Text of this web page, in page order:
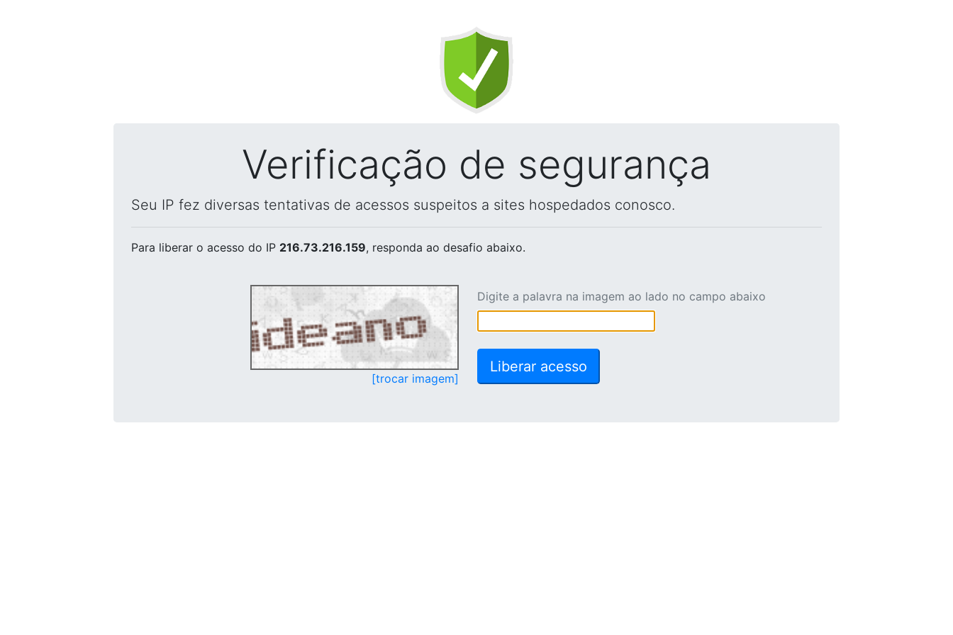
Verificação de segurança
Seu IP fez diversas tentativas de acessos suspeitos a sites hospedados conosco.
Para liberar o acesso do IP 216.73.216.159, responda ao desafio abaixo.
[trocar imagem]
Digite a palavra na imagem ao lado no campo abaixo